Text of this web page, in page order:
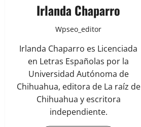
Irlanda Chaparro
Wpseo_editor
Irlanda Chaparro es Licenciada
en Letras Españolas por la
Universidad Autónoma de
Chihuahua, editora de La raíz de
Chihuahua y escritora
independiente.